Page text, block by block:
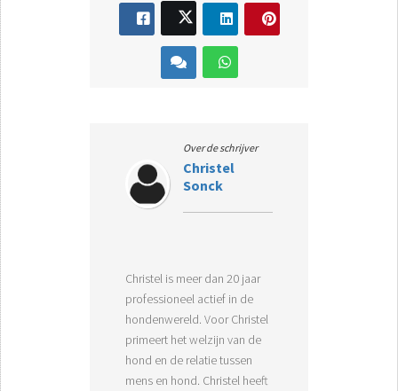
Over de schrijver
Christel
Sonck
Christel is meer dan 20 jaar
professioneel actief in de
hondenwereld. Voor Christel
primeert het welzijn van de
hond en de relatie tussen
mens en hond. Christel heeft